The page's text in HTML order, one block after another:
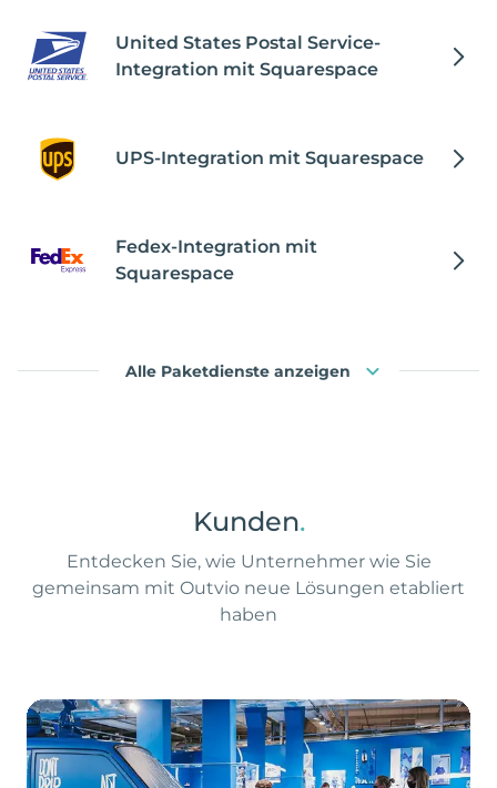
United States Postal Service-
Integration mit Squarespace
UPS-Integration mit Squarespace
Fedex-Integration mit
Squarespace
Alle Paketdienste anzeigen
Kunden.
Entdecken Sie, wie Unternehmer wie Sie
gemeinsam mit Outvio neue Lösungen etabliert
haben